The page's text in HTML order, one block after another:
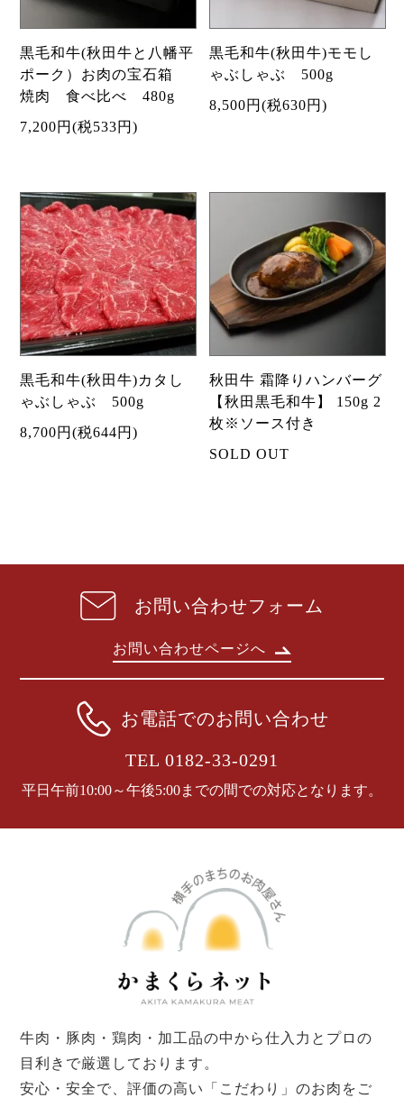
黒毛和牛(秋田牛と八幡平
ポーク）お肉の宝石箱
焼肉 食べ比べ 480g
7,200円(税533円)
黒毛和牛(秋田牛)モモし
ゃぶしゃぶ 500g
8,500円(税630円)
黒毛和牛(秋田牛)カタし
ゃぶしゃぶ 500g
8,700円(税644円)
秋田牛 霜降りハンバーグ
【秋田黒毛和牛】 150g 2
枚※ソース付き
SOLD OUT
お問い合わせフォーム
お問い合わせページへ
お電話でのお問い合わせ
TEL 0182-33-0291
平日午前10:00～午後5:00までの間での対応となります。
牛肉・豚肉・鶏肉・加工品の中から仕入力とプロの
目利きで厳選しております。
安心・安全で、評価の高い「こだわり」のお肉をご